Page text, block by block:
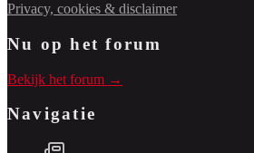
Privacy, cookies & disclaimer
Nu op het forum
Bekijk het forum →
Navigatie